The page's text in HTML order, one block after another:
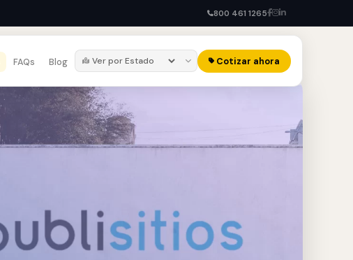
800 461 1265
FAQs Blog Cotizar ahora